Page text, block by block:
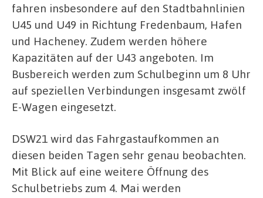
fahren insbesondere auf den Stadtbahnlinien
U45 und U49 in Richtung Fredenbaum, Hafen
und Hacheney. Zudem werden höhere
Kapazitäten auf der U43 angeboten. Im
Busbereich werden zum Schulbeginn um 8 Uhr
auf speziellen Verbindungen insgesamt zwölf
E-Wagen eingesetzt.
DSW21 wird das Fahrgastaufkommen an
diesen beiden Tagen sehr genau beobachten.
Mit Blick auf eine weitere Öffnung des
Schulbetriebs zum 4. Mai werden